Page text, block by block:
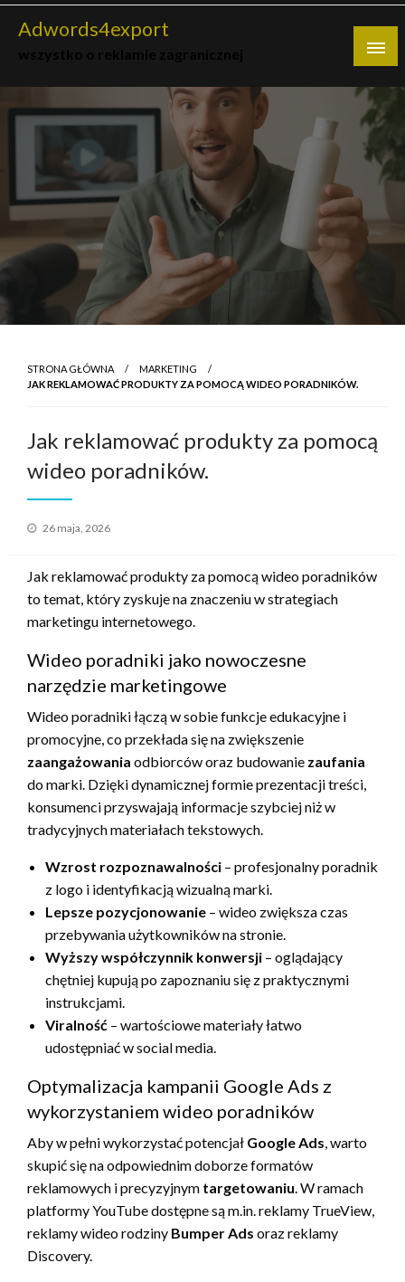
Skip
Adwords4export
STRONA GŁÓWNA
MARKETING
JAK REKLAMOWAĆ PRODUKTY ZA POMOCĄ WIDEO PORADNIKÓW.
Jak reklamować produkty za pomocą
wideo poradników.
Opublikowane
26 maja, 2026
Jak reklamować produkty za pomocą wideo poradników
to temat, który zyskuje na znaczeniu w strategiach
marketingu internetowego.
Wideo poradniki jako nowoczesne
narzędzie marketingowe
Wideo poradniki łączą w sobie funkcje edukacyjne i
promocyjne, co przekłada się na zwiększenie
zaangażowania odbiorców oraz budowanie zaufania
do marki. Dzięki dynamicznej formie prezentacji treści,
konsumenci przyswajają informacje szybciej niż w
tradycyjnych materiałach tekstowych.
Wzrost rozpoznawalności – profesjonalny poradnik
z logo i identyfikacją wizualną marki.
Lepsze pozycjonowanie – wideo zwiększa czas
przebywania użytkowników na stronie.
Wyższy współczynnik konwersji – oglądający
chętniej kupują po zapoznaniu się z praktycznymi
instrukcjami.
Viralność – wartościowe materiały łatwo
udostępniać w social media.
Optymalizacja kampanii Google Ads z
wykorzystaniem wideo poradników
Aby w pełni wykorzystać potencjał Google Ads, warto
skupić się na odpowiednim doborze formatów
reklamowych i precyzyjnym targetowaniu. W ramach
platformy YouTube dostępne są m.in. reklamy TrueView,
reklamy wideo rodziny Bumper Ads oraz reklamy
Discovery.